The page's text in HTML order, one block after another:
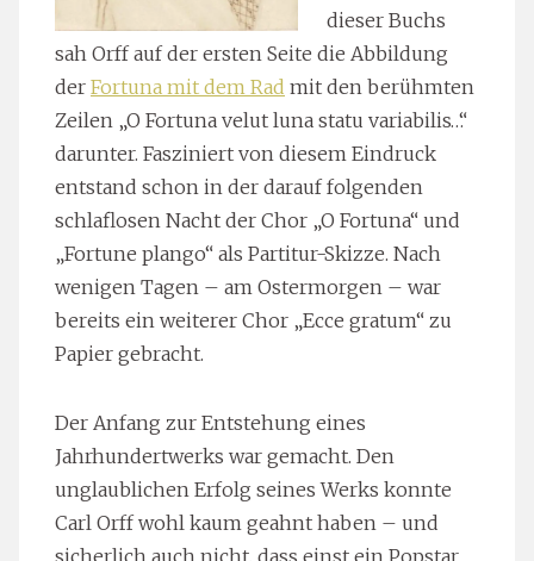
dieser Buchs
sah Orff auf der ersten Seite die Abbildung
der Fortuna mit dem Rad mit den berühmten
Zeilen „O Fortuna velut luna statu variabilis…“
darunter. Fasziniert von diesem Eindruck
entstand schon in der darauf folgenden
schlaflosen Nacht der Chor „O Fortuna“ und
„Fortune plango“ als Partitur-Skizze. Nach
wenigen Tagen – am Ostermorgen – war
bereits ein weiterer Chor „Ecce gratum“ zu
Papier gebracht.
Der Anfang zur Entstehung eines
Jahrhundertwerks war gemacht. Den
unglaublichen Erfolg seines Werks konnte
Carl Orff wohl kaum geahnt haben – und
sicherlich auch nicht, dass einst ein Popstar